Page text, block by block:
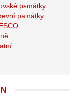
památky
památky